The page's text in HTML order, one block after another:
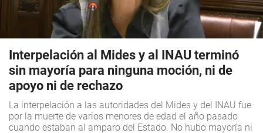
Interpelación al Mides y al INAU terminó
sin mayoría para ninguna moción, ni de
apoyo ni de rechazo
La interpelación a las autoridades del Mides y del INAU fue
por la muerte de varios menores de edad el año pasado
cuando estaban al amparo del Estado. No hubo mayoría ni